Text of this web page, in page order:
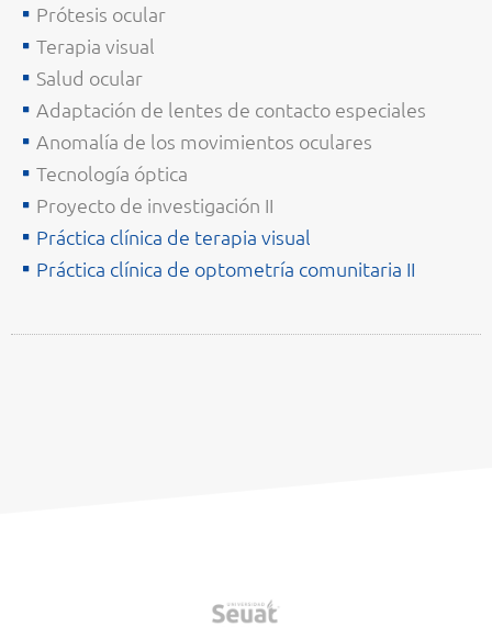
Prótesis ocular
Terapia visual
Salud ocular
Adaptación de lentes de contacto especiales
Anomalía de los movimientos oculares
Tecnología óptica
Proyecto de investigación II
Práctica clínica de terapia visual
Práctica clínica de optometría comunitaria II